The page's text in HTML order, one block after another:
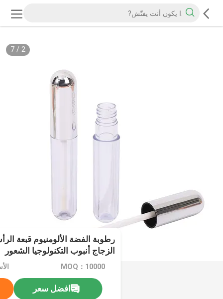
2
/
7
رطوبة الفضة الألومنيوم قبعة
الزجاج أنبوب التكنولوجيا الشعور
MOQ：10000
افضل سعر